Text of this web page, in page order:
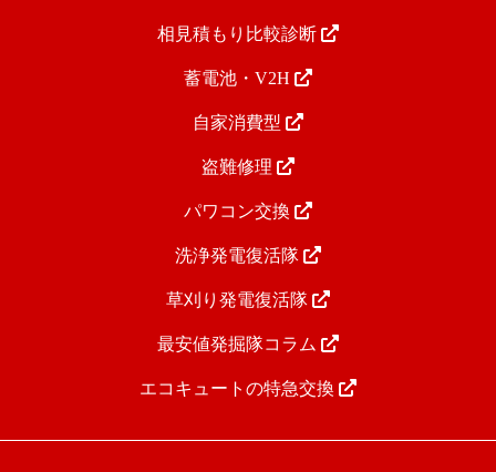
相見積もり比較診断
蓄電池・V2H
自家消費型
盗難修理
パワコン交換
洗浄発電復活隊
草刈り発電復活隊
最安値発掘隊コラム
エコキュートの特急交換